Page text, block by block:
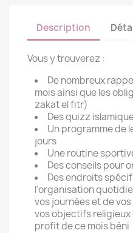
Description
Vous y trouverez :
De nombreux
mois ainsi que les
zakat el fitr)
Des quizz
Un programme de
jours
Une routine
Des conseils pour
Des endroits
l’organisation
vos journées et de
vos objectifs religieux
profit de ce mois béni